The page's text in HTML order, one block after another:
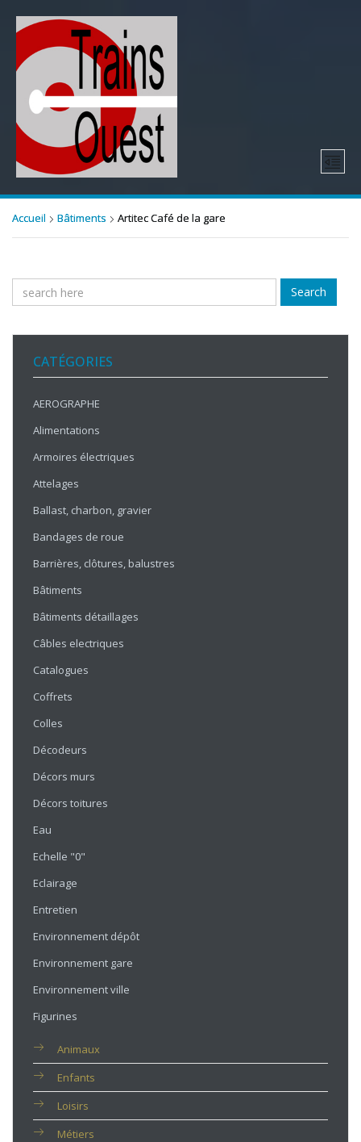
Accueil Bâtiments Artitec Café de la gare
Search
CATÉGORIES
AEROGRAPHE
Alimentations
Armoires électriques
Attelages
Ballast, charbon, gravier
Bandages de roue
Barrières, clôtures, balustres
Bâtiments
Bâtiments détaillages
Câbles electriques
Catalogues
Coffrets
Colles
Décodeurs
Décors murs
Décors toitures
Eau
Echelle "0"
Eclairage
Entretien
Environnement dépôt
Environnement gare
Environnement ville
Figurines
Animaux
Enfants
Loisirs
Métiers